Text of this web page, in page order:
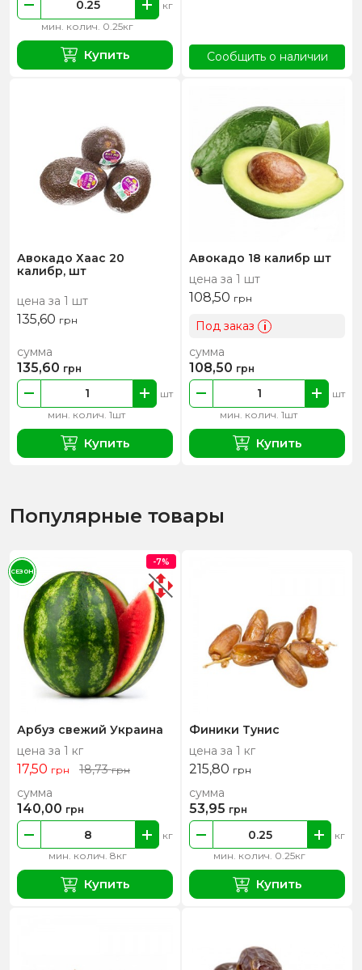
мин. колич. 0.25кг
кг
Купить Сообщить о наличии
Авокадо Хаас 20
калибр, шт
цена за 1 шт
135,60 грн
мин. колич. 1шт
шт
сумма
135,60 грн
Купить
Авокадо 18 калибр шт
цена за 1 шт
108,50 грн
Под заказ i
мин. колич. 1шт
шт
сумма
108,50 грн
Купить
Популярные товары
Арбуз свежий Украина
цена за 1 кг
17,50 грн 18,73грн
мин. колич. 8кг
кг
сумма
140,00 грн
Купить
-7%
СЕЗОН
Финики Тунис
цена за 1 кг
215,80 грн
мин. колич. 0.25кг
кг
сумма
53,95 грн
Купить